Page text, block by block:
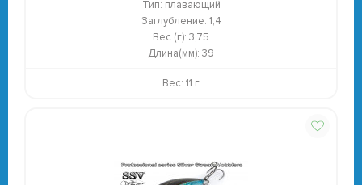
Тип: плавающий
Заглубление: 1,4
Вес (г): 3,75
Длина(мм): 39
Вес: 11 г